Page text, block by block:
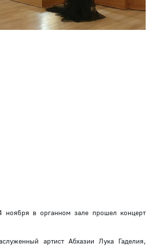
ноября в органном зале прошел концерт
артист Абхазии Лука Гаделия,